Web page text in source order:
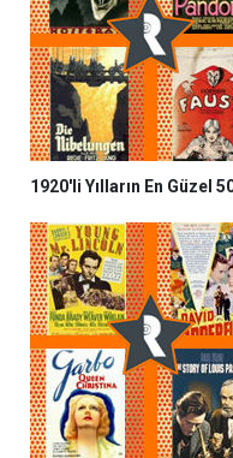
1920'li Yılların En Güzel